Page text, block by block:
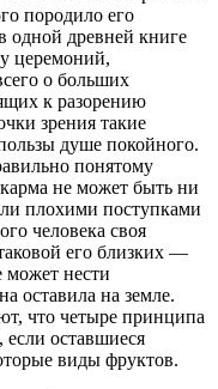
породило его
древней книге
церемоний,
о больших
к разорению
зрения такие
душе покойного.
понятому
не может быть ни
плохими поступками
человека своя
его близких —
может нести
оставила на земле.
что четыре принципа
оставшиеся
виды фруктов.